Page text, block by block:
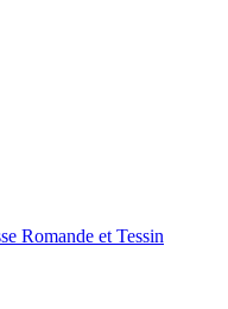
Romande et Tessin